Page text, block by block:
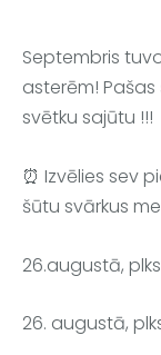
Septembris
asterēm! Pašas
svētku sajūtu !!!
⏰ Izvēlies sev
šūtu svārkus
26.augustā,
26. augustā,